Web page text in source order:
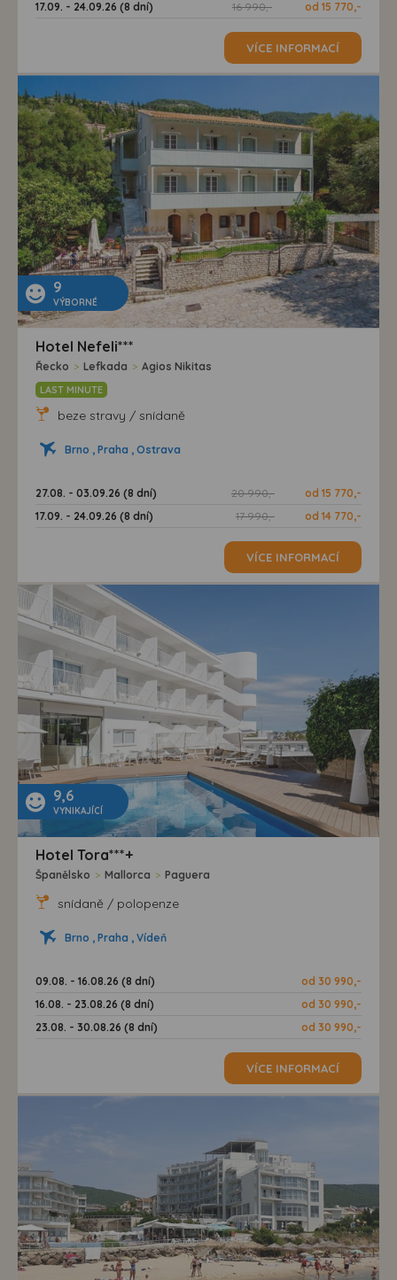
17.09. - 24.09.26 (8 dní) 16 990,- od 15 770,-
VÍCE INFORMACÍ
9
VÝBORNÉ
Hotel Nefeli***
Řecko > Lefkada > Agios Nikitas
LAST MINUTE
beze stravy / snídaně
Brno , Praha , Ostrava
27.08. - 03.09.26 (8 dní) 20 990,-
od 15 770,-
17.09. - 24.09.26 (8 dní)
17 990,- od 14 770,-
VÍCE INFORMACÍ
9,6
VYNIKAJÍCÍ
Hotel Tora***+
Španělsko > Mallorca > Paguera
snídaně / polopenze
Brno , Praha , Vídeň
09.08. - 16.08.26 (8 dní)
od 30 990,-
16.08. - 23.08.26 (8 dní)
od 30 990,-
23.08. - 30.08.26 (8 dní)
od 30 990,-
VÍCE INFORMACÍ